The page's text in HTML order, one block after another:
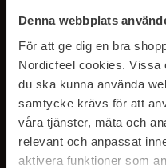
Denna webbplats
För att ge dig en bra
Nordicfeel cookies. Vissa
du ska kunna använda
samtycke krävs för att
våra tjänster, mäta och
relevant och anpassat
aktivera funktioner som
SUBSCRIBE
NEWSLETTER
E-postadresse
Ved å abonnere godtar du vår